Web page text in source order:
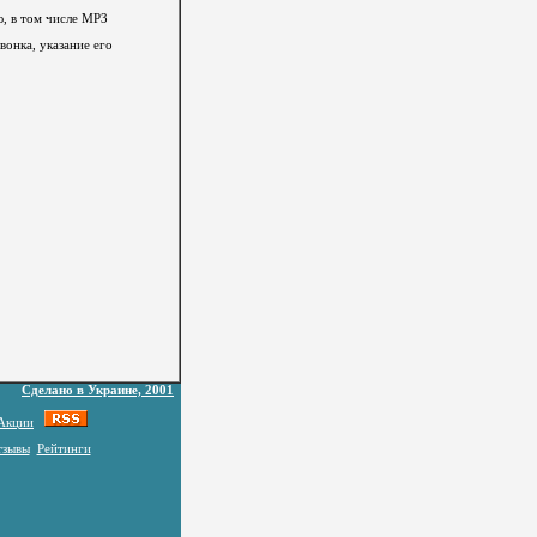
в том числе MP3
указание его
Сделано в Украине, 2001
Рейтинги